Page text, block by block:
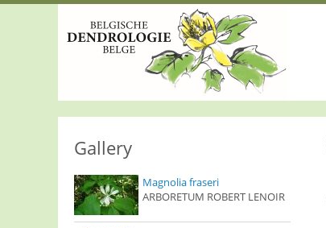
Gallery
Magnolia fraseri
ARBORETUM ROBERT LENOIR